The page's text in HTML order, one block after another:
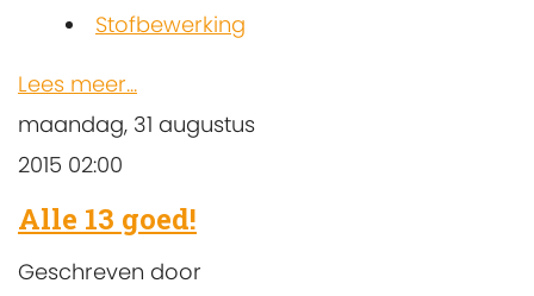
Stofbewerking
Lees meer...
maandag, 31 augustus
2015 02:00
Alle 13 goed!
Geschreven door